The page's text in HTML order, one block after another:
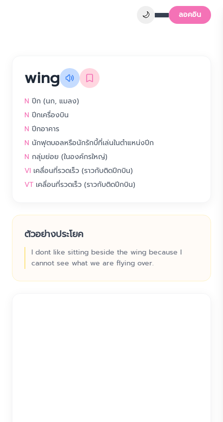
🌙 ลอคอิน
wing
N ปีก (นก, แมลง)
N ปีกเครื่องบิน
N ปีกอาคาร
N นักฟุตบอลหรือนักรักบี้ที่เล่นในตำแหน่งปีก
N กลุ่มย่อย (ในองค์กรใหญ่)
VI เคลื่อนที่รวดเร็ว (ราวกับติดปีกบิน)
VT เคลื่อนที่รวดเร็ว (ราวกับติดปีกบิน)
ตัวอย่างประโยค
I dont like sitting beside the wing because I
cannot see what we are flying over.